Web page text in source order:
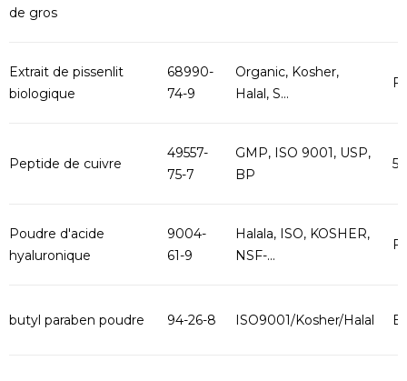
de gros
Extrait de pissenlit
biologique
68990-
74-9
Organic, Kosher,
Halal, S...
Peptide de cuivre
49557-
75-7
GMP, ISO 9001, USP,
BP
Poudre d'acide
hyaluronique
9004-
61-9
Halala, ISO, KOSHER,
NSF-...
butyl paraben poudre 94-26-8 ISO9001/Kosher/Halal